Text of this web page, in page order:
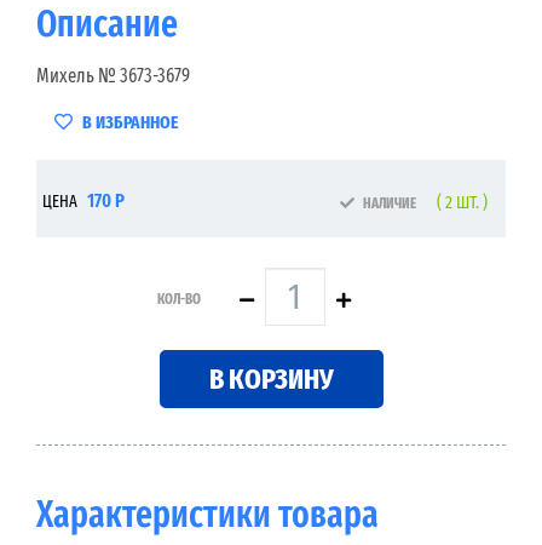
Описание
Михель № 3673-3679
В ИЗБРАННОЕ
ЦЕНА 170 Р НАЛИЧИЕ ( 2 ШТ. )
КОЛ-ВО
В КОРЗИНУ
Характеристики товара